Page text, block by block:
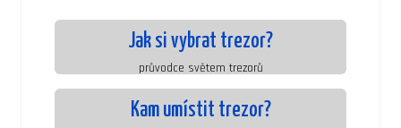
Jak si vybrat trezor?
průvodce světem trezorů
Kam umístit trezor?